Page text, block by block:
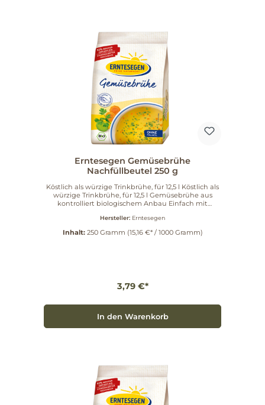
Erntesegen Gemüsebrühe
Nachfüllbeutel 250 g
Köstlich als würzige Trinkbrühe, für 12,5 l Köstlich als
würzige Trinkbrühe, für 12,5 l Gemüsebrühe aus
kontrolliert biologischem Anbau Einfach mit
Suppengrundlage oder feines Würzmittel für
Gemüse- und Fleischgerichte.
Hersteller: Erntesegen
Inhalt: 250 Gramm (15,16 €* / 1000 Gramm)
3,79 €*
In den Warenkorb